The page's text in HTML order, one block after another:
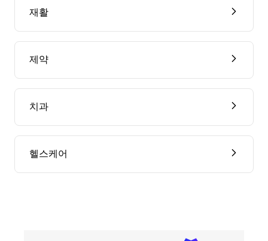
재활
제약
치과
헬스케어